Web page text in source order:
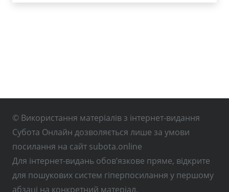
© Використання матеріалів з інтернет-видання
Субота Онлайн дозволяється лише за умови
посилання на сайт subota.online
Для інтернет-видань обов’язкове пряме, відкрите
для пошукових систем гіперпосилання у першому
абзаці на конкретний матеріал.